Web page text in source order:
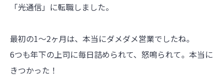
「光通信」に転職しました。
最初の1〜2ヶ月は、本当にダメダメ営業でしたね。
6つも年下の上司に毎日詰められて、怒鳴られて。本当に
きつかった！